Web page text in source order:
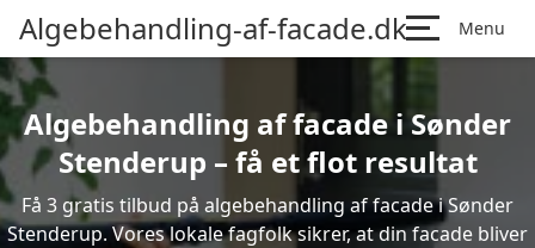
Algebehandling-af-facade.dk Menu
Algebehandling af facade i Sønder
Stenderup – få et flot resultat
Få 3 gratis tilbud på algebehandling af facade i Sønder
Stenderup. Vores lokale fagfolk sikrer, at din facade bliver